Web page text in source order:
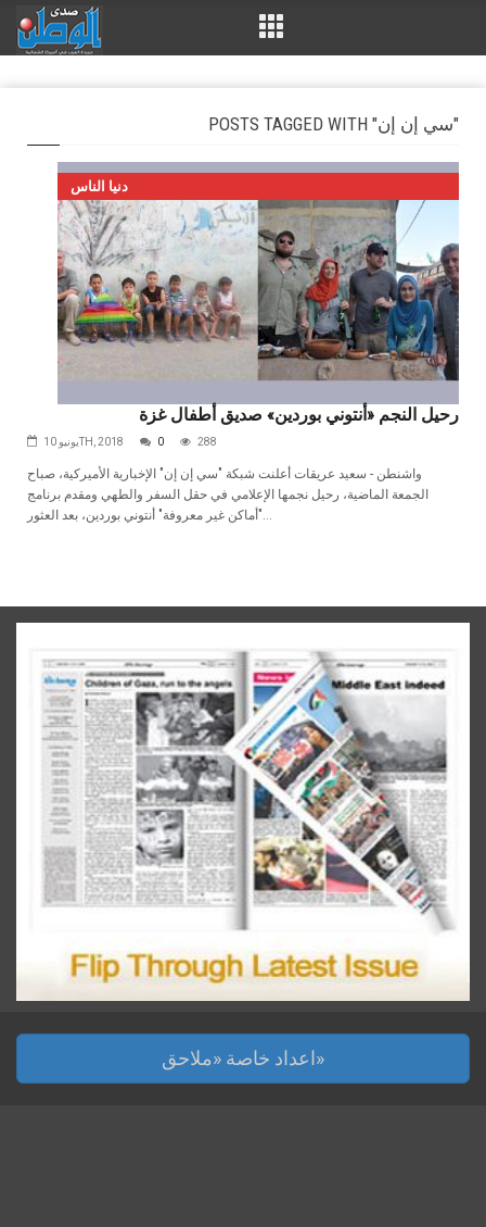
POSTS TAGGED WITH "سي إن إن"
دنيا الناس
رحيل النجم «أنتوني بوردين» صديق أطفال غزة
يونيو 10TH, 2018 0 288
واشنطن - سعيد عريقات أعلنت شبكة "سي إن إن" الإخبارية الأميركية، صباح
الجمعة الماضية، رحيل نجمها الإعلامي في حقل السفر والطهي ومقدم برنامج
"أماكن غير معروفة" أنتوني بوردين، بعد العثور...
اعداد خاصة «ملاحق»